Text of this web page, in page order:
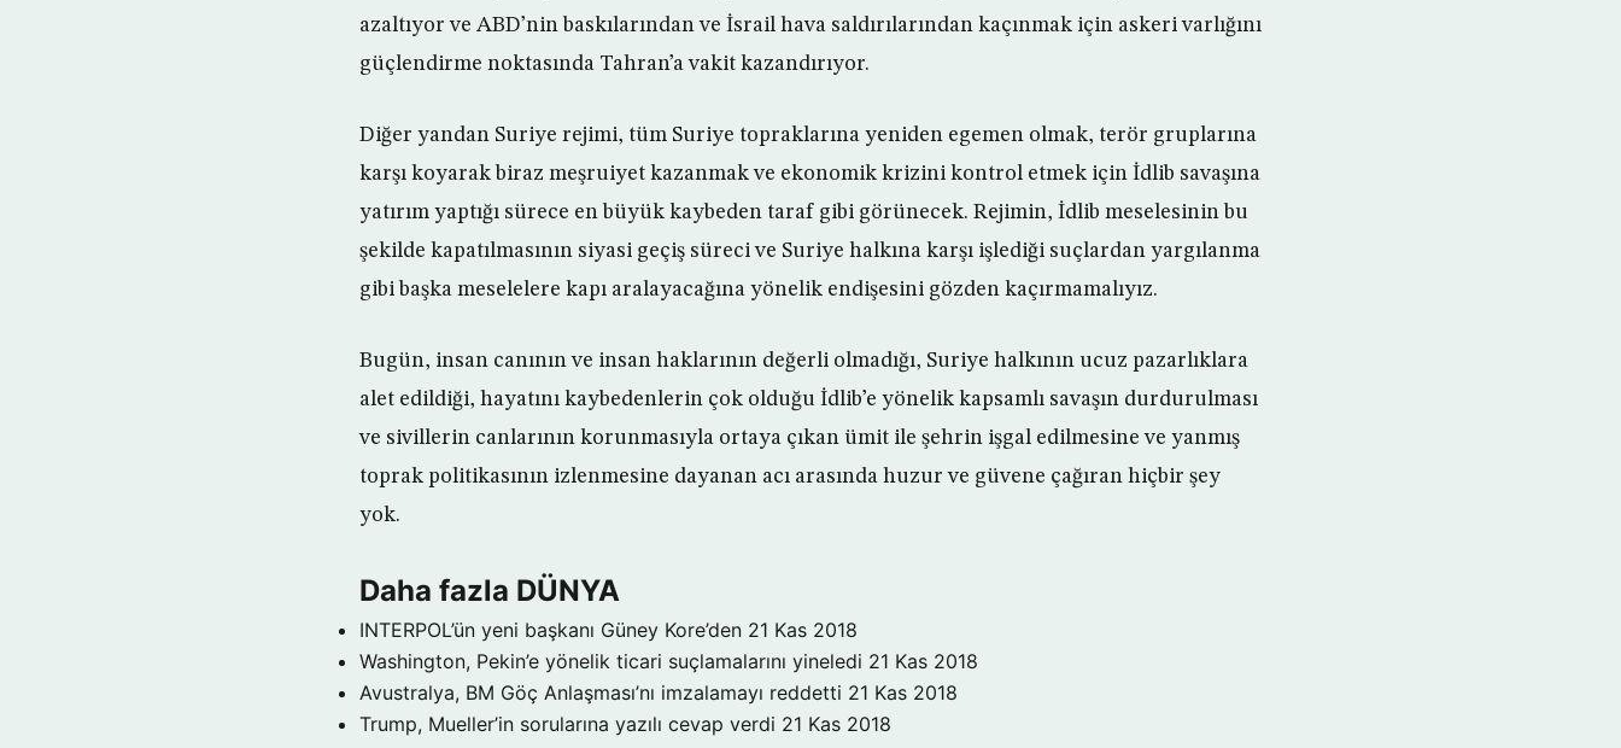
azaltıyor ve ABD’nin baskılarından ve İsrail hava saldırılarından kaçınmak için askeri varlığını
güçlendirme noktasında Tahran’a vakit kazandırıyor.
Diğer yandan Suriye rejimi, tüm Suriye topraklarına yeniden egemen olmak, terör gruplarına
karşı koyarak biraz meşruiyet kazanmak ve ekonomik krizini kontrol etmek için İdlib savaşına
yatırım yaptığı sürece en büyük kaybeden taraf gibi görünecek. Rejimin, İdlib meselesinin bu
şekilde kapatılmasının siyasi geçiş süreci ve Suriye halkına karşı işlediği suçlardan yargılanma
gibi başka meselelere kapı aralayacağına yönelik endişesini gözden kaçırmamalıyız.
Bugün, insan canının ve insan haklarının değerli olmadığı, Suriye halkının ucuz pazarlıklara
alet edildiği, hayatını kaybedenlerin çok olduğu İdlib’e yönelik kapsamlı savaşın durdurulması
ve sivillerin canlarının korunmasıyla ortaya çıkan ümit ile şehrin işgal edilmesine ve yanmış
toprak politikasının izlenmesine dayanan acı arasında huzur ve güvene çağıran hiçbir şey
yok.
Daha fazla DÜNYA
INTERPOL’ün yeni başkanı Güney Kore’den 21 Kas 2018
Washington, Pekin’e yönelik ticari suçlamalarını yineledi 21 Kas 2018
Avustralya, BM Göç Anlaşması’nı imzalamayı reddetti 21 Kas 2018
Trump, Mueller’in sorularına yazılı cevap verdi 21 Kas 2018